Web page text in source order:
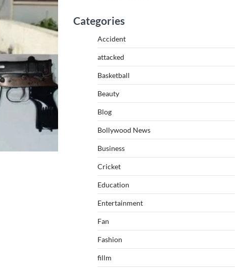
Categories
Accident
attacked
Basketball
Beauty
Blog
Bollywood News
Business
Cricket
Education
Entertainment
Fan
Fashion
fillm